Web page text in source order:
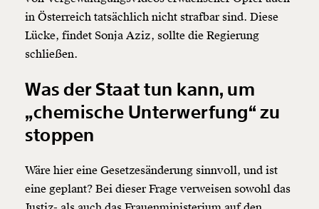
in Österreich tatsächlich nicht strafbar sind. Diese
Lücke, findet Sonja Aziz, sollte die Regierung
schließen.
Was der Staat tun kann, um
„chemische Unterwerfung“ zu
stoppen
Wäre hier eine Gesetzesänderung sinnvoll, und ist
eine geplant? Bei dieser Frage verweisen sowohl das